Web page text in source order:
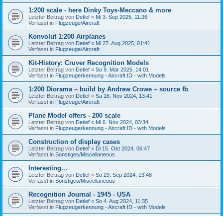
1:200 scale - here Dinky Toys-Meccano & more
Letzter Beitrag von Detlef « Mi 3. Sep 2025, 11:26
Verfasst in Flugzeuge/Aircraft
Konvolut 1:200 Airplanes
Letzter Beitrag von Detlef « Mi 27. Aug 2025, 01:41
Verfasst in Flugzeuge/Aircraft
Kit-History: Cruver Recognition Models
Letzter Beitrag von Detlef « So 9. Mär 2025, 14:01
Verfasst in Flugzeugerkennung - Aircraft ID - with Models
1:200 Diorama – build by Andrew Crowe – source fb
Letzter Beitrag von Detlef « Sa 16. Nov 2024, 13:41
Verfasst in Flugzeuge/Aircraft
Plane Model offers - 200 scale
Letzter Beitrag von Detlef « Mi 6. Nov 2024, 03:34
Verfasst in Flugzeugerkennung - Aircraft ID - with Models
Construction of display cases
Letzter Beitrag von Detlef « Di 15. Okt 2024, 06:47
Verfasst in Sonstiges/Miscellaneous
Interesting...
Letzter Beitrag von Detlef « So 29. Sep 2024, 13:48
Verfasst in Sonstiges/Miscellaneous
Recognition Journal - 1945 - USA
Letzter Beitrag von Detlef « So 4. Aug 2024, 11:35
Verfasst in Flugzeugerkennung - Aircraft ID - with Models